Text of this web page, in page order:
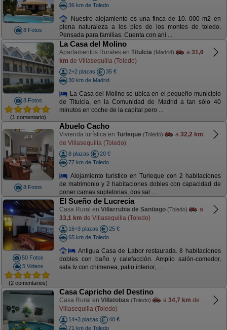
8 Fotos
36 km de Toledo
Nuestro alojamiento es una finca de 10. 000 m2 en
plena naturaleza a los pies de los montes de toledo.
Pensada para familias. Cuenta con ani ...
8 Fotos
(1 comentario)
La Casa del Molino
Apartamentos Rurales en Titulcia (Madrid) a 31,6
km de Villasequilla (Toledo)
2+2 plazas
35 €
30 km de Madrid
La Casa del Molino se ubica en el pequeño municipio
de Titulcia, en la Comunidad de Madrid a tan sólo 40
minutos en coche de la capital pero ...
8 Fotos
Abuelo Cacho
Vivienda turística en Turleque (Toledo) a 32,2 km
de Villasequilla (Toledo)
8 plazas
20 €
77 km de Toledo
Alojamiento turístico en Turleque con 2 habitaciones
de matrimonio y 2 habitaciones dobles con capacidad de
poner camas supletorias, dos sal ...
50 Fotos
5 Videos
(2 comentarios)
El Sueño de Lucrecia
Casa Rural en Villarrubia de Santiago (Toledo)
a
33,1 km de Villasequilla (Toledo)
16+3 plazas
25 €
65 km de Toledo
Antigua Casa de Labor restaurada. 8 habitaciones
dobles con baño y calefacción. Amplio salón-comedor,
sala tv con chimenea, patio interior, ...
Casa Capricho del Destino
Casa Rural en Villatobas (Toledo) a 34,7 km de
Villasequilla (Toledo)
14+3 plazas
40 €
71 km de Toledo